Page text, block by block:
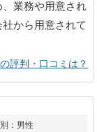
業務や用意され
から用意されて
評判・口コミは？
：男性